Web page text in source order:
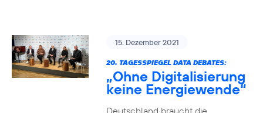
15. Dezember 2021
20. TAGESSPIEGEL DATA DEBATES:
„Ohne Digitalisierung
keine Energiewende“
Deutschland braucht die